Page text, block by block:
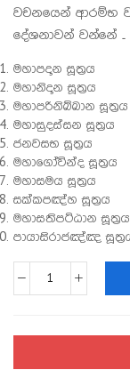
වචනයෙන් ආරම්භ
දේශනාවන් වන්නේ –
මහාපදාන සූත්‍රය
මහානිදාන සූත්‍රය
මහාපරිනිබ්බාන සූත්‍රය
මහාසුදස්සන සූත්‍රය
ජනවසභ සූත්‍රය
මහාගෝවින්ද සූත්‍රය
මහාසමය සූත්‍රය
සක්කපඤ්හ සූත්‍රය
මහාසතිපට්ඨාන සූත්‍රය
පායාසිරාජඤ්ඤ